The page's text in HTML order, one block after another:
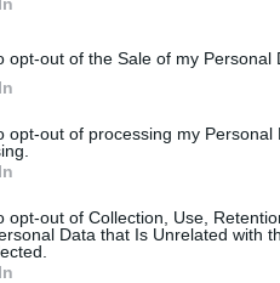
opt-out of the Sale of my Personal
opt-out of processing my Personal
opt-out of Collection, Use,
Data that Is Unrelated with
Παραλλαγές – Παντομίμα
χορός – Νανούρισμα –